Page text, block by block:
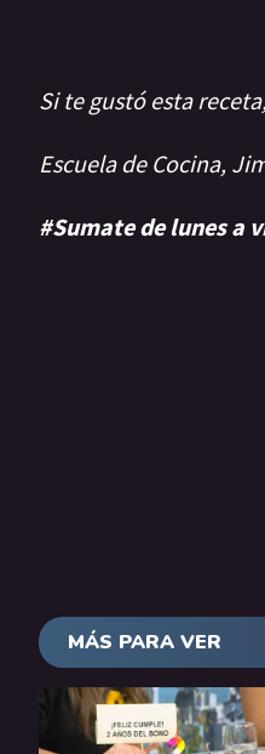
Si te gustó esta
Escuela de Cocina,
#Sumate de lunes a
MÁS PARA VER